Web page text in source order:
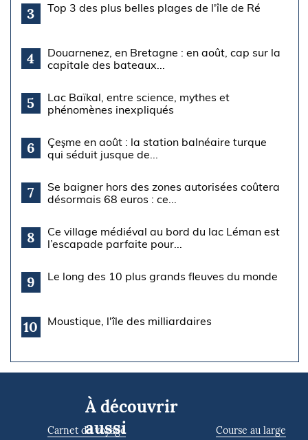
3 Top 3 des plus belles plages de l'île de Ré
4
Douarnenez, en Bretagne : en août, cap sur la
capitale des bateaux...
5
Lac Baïkal, entre science, mythes et
phénomènes inexpliqués
6
Çeşme en août : la station balnéaire turque
qui séduit jusque de...
7
Se baigner hors des zones autorisées coûtera
désormais 68 euros : ce...
8
Ce village médiéval au bord du lac Léman est
l’escapade parfaite pour...
9 Le long des 10 plus grands fleuves du monde
10 Moustique, l'île des milliardaires
À découvrir
aussi
Carnet de voyage Course au large